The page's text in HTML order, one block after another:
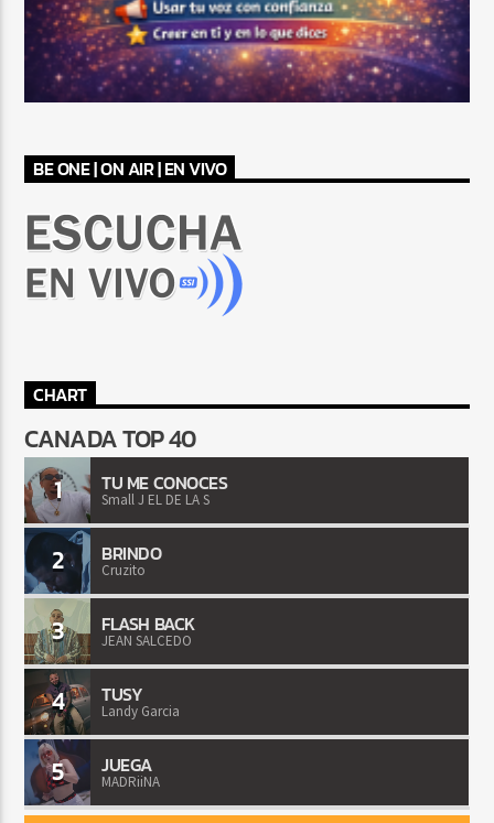
BE ONE | ON AIR | EN VIVO
CHART
CANADA TOP 40
1 TU ME CONOCES
Small J EL DE LA S
2 BRINDO
Cruzito
3 FLASH BACK
JEAN SALCEDO
4 TUSY
Landy Garcia
5 JUEGA
MADRiiNA